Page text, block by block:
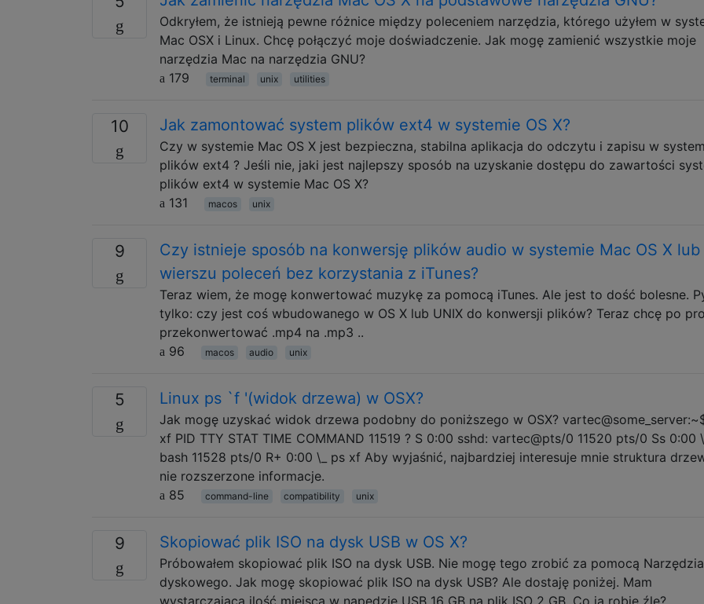
Odkryłem, że istnieją pewne różnice między poleceniem narzędzia, którego użyłem w
Mac OSX i Linux. Chcę połączyć moje doświadczenie. Jak mogę zamienić wszystkie moje
narzędzia Mac na narzędzia GNU?
179
terminal unix utilities
10 Jak zamontować system plików ext4 w systemie OS X?
Czy w systemie Mac OS X jest bezpieczna, stabilna aplikacja do odczytu i zapisu w
plików ext4 ? Jeśli nie, jaki jest najlepszy sposób na uzyskanie dostępu do zawartości
plików ext4 w systemie Mac OS X?
131
macos unix
9
Czy istnieje sposób na konwersję plików audio w systemie Mac OS X lub
wierszu poleceń bez korzystania z iTunes?
Teraz wiem, że mogę konwertować muzykę za pomocą iTunes. Ale jest to dość bolesne.
tylko: czy jest coś wbudowanego w OS X lub UNIX do konwersji plików? Teraz chcę po
przekonwertować .mp4 na .mp3 ..
96
macos audio unix
5 Linux ps `f '(widok drzewa) w OSX?
Jak mogę uzyskać widok drzewa podobny do poniższego w OSX?
xf PID TTY STAT TIME COMMAND 11519 ? S 0:00 sshd: vartec@pts/0 11520 pts/0 Ss 0:00
bash 11528 pts/0 R+ 0:00 \_ ps xf Aby wyjaśnić, najbardziej interesuje mnie struktura
nie rozszerzone informacje.
85
command-line compatibility unix
9 Skopiować plik ISO na dysk USB w OS X?
Próbowałem skopiować plik ISO na dysk USB. Nie mogę tego zrobić za pomocą Narzędzia
dyskowego. Jak mogę skopiować plik ISO na dysk USB? Ale dostaję poniżej. Mam
wystarczającą ilość miejsca w napędzie USB 16 GB na plik ISO 2 GB. Co ja robię źle?